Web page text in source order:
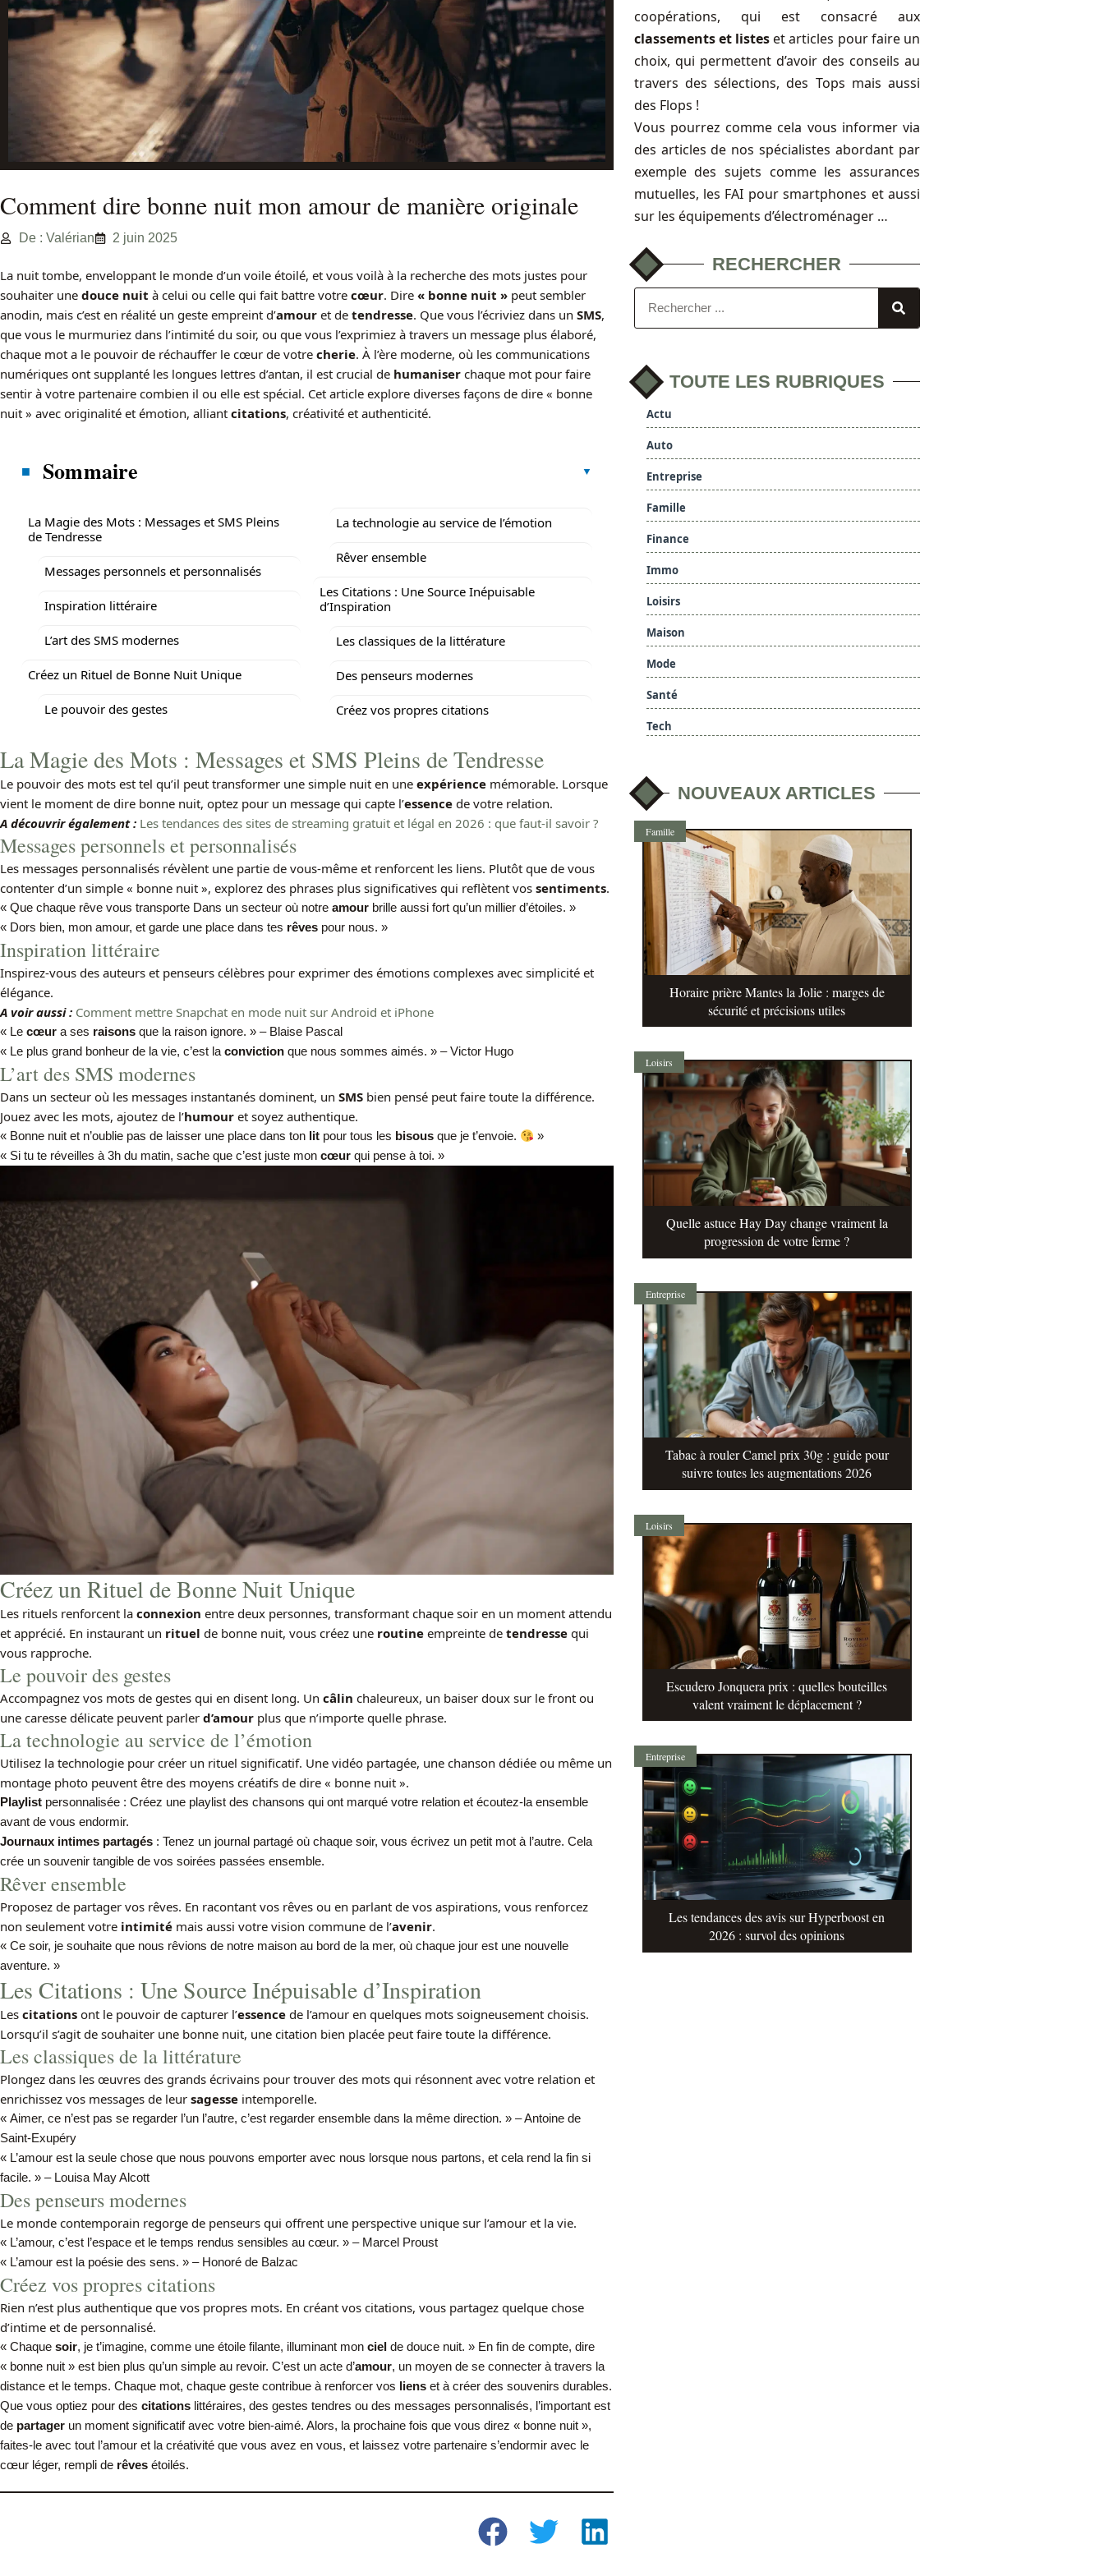
Comment dire bonne nuit mon amour de manière originale
De : Valérian 2 juin 2025
La nuit tombe, enveloppant le monde d’un voile étoilé, et vous voilà à la recherche des mots justes pour
souhaiter une douce nuit à celui ou celle qui fait battre votre cœur. Dire « bonne nuit » peut sembler
anodin, mais c’est en réalité un geste empreint d’amour et de tendresse. Que vous l’écriviez dans un SMS,
que vous le murmuriez dans l’intimité du soir, ou que vous l’exprimiez à travers un message plus élaboré,
chaque mot a le pouvoir de réchauffer le cœur de votre cherie. À l’ère moderne, où les communications
numériques ont supplanté les longues lettres d’antan, il est crucial de humaniser chaque mot pour faire
sentir à votre partenaire combien il ou elle est spécial. Cet article explore diverses façons de dire « bonne
nuit » avec originalité et émotion, alliant citations, créativité et authenticité.
Sommaire
La Magie des Mots : Messages et SMS Pleins
de Tendresse
Messages personnels et personnalisés
Inspiration littéraire
L’art des SMS modernes
Créez un Rituel de Bonne Nuit Unique
Le pouvoir des gestes
La technologie au service de l’émotion
Rêver ensemble
Les Citations : Une Source Inépuisable
d’Inspiration
Les classiques de la littérature
Des penseurs modernes
Créez vos propres citations
La Magie des Mots : Messages et SMS Pleins de Tendresse
Le pouvoir des mots est tel qu’il peut transformer une simple nuit en une expérience mémorable. Lorsque
vient le moment de dire bonne nuit, optez pour un message qui capte l’essence de votre relation.
A découvrir également : Les tendances des sites de streaming gratuit et légal en 2026 : que faut-il savoir ?
Messages personnels et personnalisés
Les messages personnalisés révèlent une partie de vous-même et renforcent les liens. Plutôt que de vous
contenter d’un simple « bonne nuit », explorez des phrases plus significatives qui reflètent vos sentiments.
« Que chaque rêve vous transporte Dans un secteur où notre amour brille aussi fort qu’un millier d’étoiles. »
« Dors bien, mon amour, et garde une place dans tes rêves pour nous. »
Inspiration littéraire
Inspirez-vous des auteurs et penseurs célèbres pour exprimer des émotions complexes avec simplicité et
élégance.
A voir aussi : Comment mettre Snapchat en mode nuit sur Android et iPhone
« Le cœur a ses raisons que la raison ignore. » – Blaise Pascal
« Le plus grand bonheur de la vie, c’est la conviction que nous sommes aimés. » – Victor Hugo
L’art des SMS modernes
Dans un secteur où les messages instantanés dominent, un SMS bien pensé peut faire toute la différence.
Jouez avec les mots, ajoutez de l’humour et soyez authentique.
« Bonne nuit et n’oublie pas de laisser une place dans ton lit pour tous les bisous que je t’envoie.
»
« Si tu te réveilles à 3h du matin, sache que c’est juste mon cœur qui pense à toi. »
Créez un Rituel de Bonne Nuit Unique
Les rituels renforcent la connexion entre deux personnes, transformant chaque soir en un moment attendu
et apprécié. En instaurant un rituel de bonne nuit, vous créez une routine empreinte de tendresse qui
vous rapproche.
Le pouvoir des gestes
Accompagnez vos mots de gestes qui en disent long. Un câlin chaleureux, un baiser doux sur le front ou
une caresse délicate peuvent parler d’amour plus que n’importe quelle phrase.
La technologie au service de l’émotion
Utilisez la technologie pour créer un rituel significatif. Une vidéo partagée, une chanson dédiée ou même un
montage photo peuvent être des moyens créatifs de dire « bonne nuit ».
Playlist personnalisée : Créez une playlist des chansons qui ont marqué votre relation et écoutez-la ensemble
avant de vous endormir.
Journaux intimes partagés : Tenez un journal partagé où chaque soir, vous écrivez un petit mot à l’autre. Cela
crée un souvenir tangible de vos soirées passées ensemble.
Rêver ensemble
Proposez de partager vos rêves. En racontant vos rêves ou en parlant de vos aspirations, vous renforcez
non seulement votre intimité mais aussi votre vision commune de l’avenir.
« Ce soir, je souhaite que nous rêvions de notre maison au bord de la mer, où chaque jour est une nouvelle
aventure. »
Les Citations : Une Source Inépuisable d’Inspiration
Les citations ont le pouvoir de capturer l’essence de l’amour en quelques mots soigneusement choisis.
Lorsqu’il s’agit de souhaiter une bonne nuit, une citation bien placée peut faire toute la différence.
Les classiques de la littérature
Plongez dans les œuvres des grands écrivains pour trouver des mots qui résonnent avec votre relation et
enrichissez vos messages de leur sagesse intemporelle.
« Aimer, ce n’est pas se regarder l’un l’autre, c’est regarder ensemble dans la même direction. » – Antoine de
Saint-Exupéry
« L’amour est la seule chose que nous pouvons emporter avec nous lorsque nous partons, et cela rend la fin si
facile. » – Louisa May Alcott
Des penseurs modernes
Le monde contemporain regorge de penseurs qui offrent une perspective unique sur l’amour et la vie.
« L’amour, c’est l’espace et le temps rendus sensibles au cœur. » – Marcel Proust
« L’amour est la poésie des sens. » – Honoré de Balzac
Créez vos propres citations
Rien n’est plus authentique que vos propres mots. En créant vos citations, vous partagez quelque chose
d’intime et de personnalisé.
« Chaque soir, je t’imagine, comme une étoile filante, illuminant mon ciel de douce nuit. » En fin de compte, dire
« bonne nuit » est bien plus qu’un simple au revoir. C’est un acte d’amour, un moyen de se connecter à travers la
distance et le temps. Chaque mot, chaque geste contribue à renforcer vos liens et à créer des souvenirs durables.
Que vous optiez pour des citations littéraires, des gestes tendres ou des messages personnalisés, l’important est
de partager un moment significatif avec votre bien-aimé. Alors, la prochaine fois que vous direz « bonne nuit »,
faites-le avec tout l’amour et la créativité que vous avez en vous, et laissez votre partenaire s’endormir avec le
cœur léger, rempli de rêves étoilés.
coopérations, qui est consacré aux
classements et listeset articles pour faire un
choix, qui permettent d’avoir des conseils au
travers des sélections, des Tops mais aussi
des Flops !
Vous pourrez comme cela vous informer via
des articles de nos spécialistes abordant par
exemple des sujets comme les assurances
mutuelles, les FAI pour smartphones et aussi
sur les équipements d’électroménager …
RECHERCHER
TOUTE LES RUBRIQUES
Actu
Auto
Entreprise
Famille
Finance
Immo
Loisirs
Maison
Mode
Santé
Tech
NOUVEAUX ARTICLES
Famille
Horaire prière Mantes la Jolie : marges de
sécurité et précisions utiles
Loisirs
Quelle astuce Hay Day change vraiment la
progression de votre ferme ?
Entreprise
Tabac à rouler Camel prix 30g : guide pour
suivre toutes les augmentations 2026
Loisirs
Escudero Jonquera prix : quelles bouteilles
valent vraiment le déplacement ?
Entreprise
Les tendances des avis sur Hyperboost en
2026 : survol des opinions